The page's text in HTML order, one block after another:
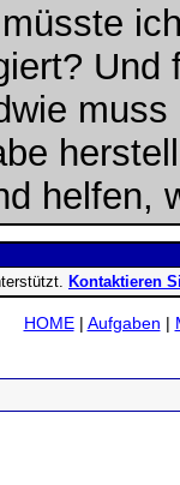
Und
helfen,
Kontaktieren
HOME| Aufgaben |